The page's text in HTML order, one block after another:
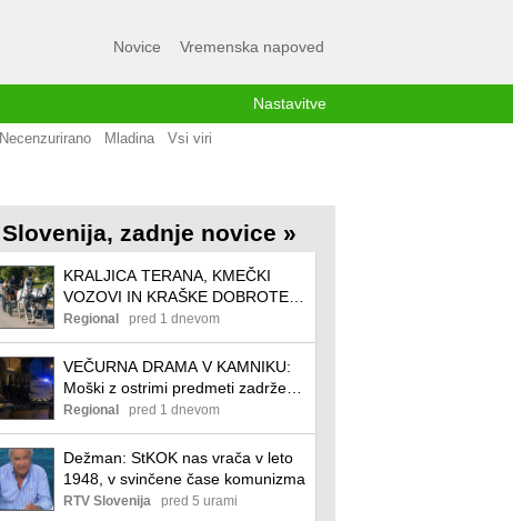
Novice Vremenska napoved
Nastavitve
Necenzurirano Mladina Vsi viri
Slovenija, zadnje novice »
KRALJICA TERANA, KMEČKI
VOZOVI IN KRAŠKE DOBROTE:
Začenja se 54. praznik terana in
pršuta
Regional pred 1 dnevom
VEČURNA DRAMA V KAMNIKU:
Moški z ostrimi predmeti zadrževal
otroka
Regional pred 1 dnevom
Dežman: StKOK nas vrača v leto
1948, v svinčene čase komunizma
RTV Slovenija pred 5 urami